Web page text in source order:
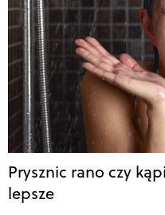
Prysznic rano czy
lepsze